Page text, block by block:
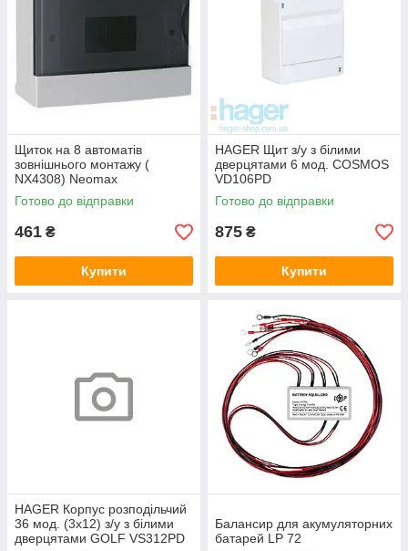
Щиток на 8 автоматів
зовнішнього монтажу (
NX4308) Neomax
Готово до відправки
461 ₴
Купити
HAGER Щит з/у з білими
дверцятами 6 мод. COSMOS
VD106PD
Готово до відправки
875 ₴
Купити
HAGER Корпус розподільчий
36 мод. (3х12) з/у з білими
дверцятами GOLF VS312PD
Балансир для акумуляторних
батарей LP 72